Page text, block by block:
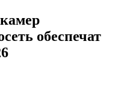
обеспечат